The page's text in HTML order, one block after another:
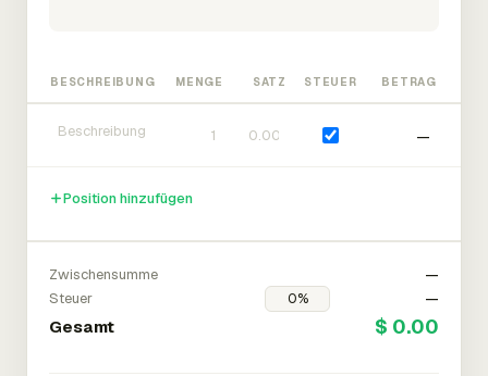
BESCHREIBUNG MENGE SATZ STEUER BETRAG
—
Position hinzufügen
Zwischensumme
—
Steuer
—
Gesamt $ 0.00